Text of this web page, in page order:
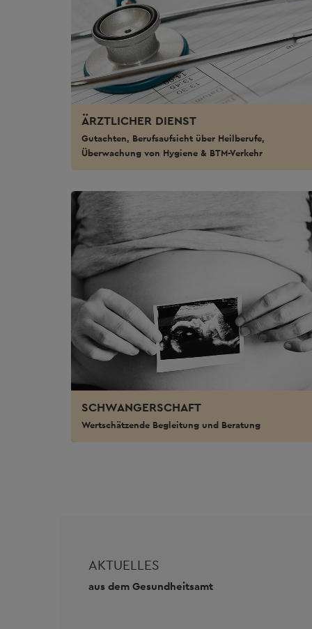
ÄRZTLICHER DIENST
Gutachten, Berufsaufsicht über Heilberufe,
Überwachung von Hygiene & BTM-Verkehr
SCHWANGERSCHAFT
Wertschätzende Begleitung und Beratung
AKTUELLES
aus dem Gesundheitsamt